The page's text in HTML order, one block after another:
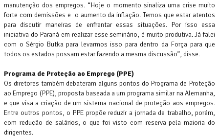
manutenção dos empregos. “Hoje o momento sinaliza uma crise muito
forte com demissões e o aumento da inflação. Temos que estar atentos
para discutir maneiras de enfrentar essas situações. Por isso essa
iniciativa do Paraná em realizar esse seminário, é muito produtiva. Já falei
com o Sérgio Butka para levarmos isso para dentro da Força para que
todos os estados possam estar fazendo a mesma discussão”, disse.
Programa de Proteção ao Emprego (PPE)
Os diretores também debateram alguns pontos do Programa de Proteção
ao Emprego (PPE), proposta baseada a um programa similar na Alemanha,
e que visa a criação de um sistema nacional de proteção aos empregos.
Entre outros pontos, o PPE propõe reduzir a jornada de trabalho, porém,
com redução de salários, o que foi visto com reserva pela maioria do
dirigentes.